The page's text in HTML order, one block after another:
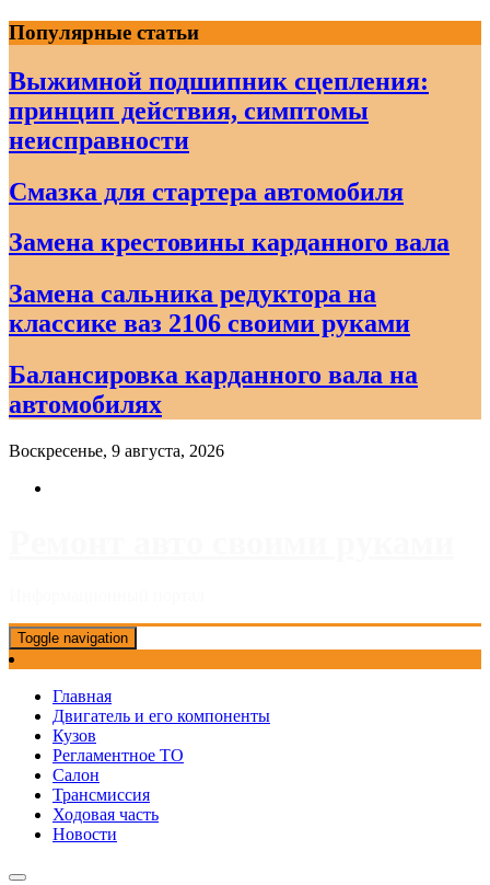
Skip
to
content
Популярные статьи
Выжимной подшипник сцепления:
принцип действия, симптомы
неисправности
Смазка для стартера автомобиля
Замена крестовины карданного вала
Замена сальника редуктора на
классике ваз 2106 своими руками
Балансировка карданного вала на
автомобилях
Воскресенье, 9 августа, 2026
Toggle navigation
Главная
Двигатель и его компоненты
Кузов
Регламентное ТО
Салон
Трансмиссия
Ходовая часть
Новости